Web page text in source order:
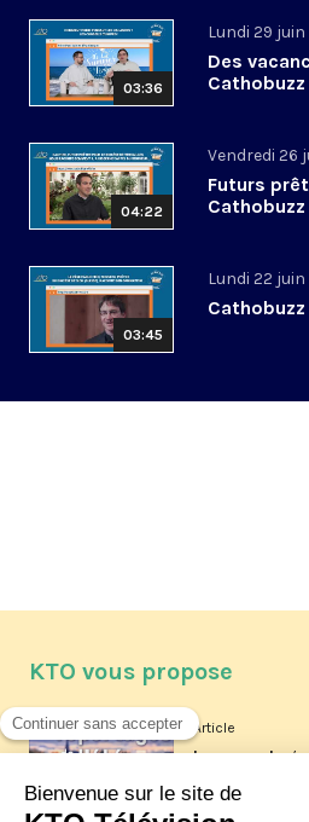
03:36
Lundi 29
Des
04:22
Vendredi 26
Futurs
03:45
Lundi 22
KTO vous propose
Article
Les